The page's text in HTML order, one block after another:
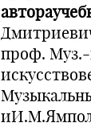
проф.